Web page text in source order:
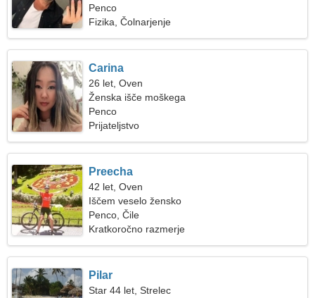
Penco
Fizika, Čolnarjenje
Carina
26 let, Oven
Ženska išče moškega
Penco
Prijateljstvo
Preecha
42 let, Oven
Iščem veselo žensko
Penco, Čile
Kratkoročno razmerje
Pilar
Star 44 let, Strelec